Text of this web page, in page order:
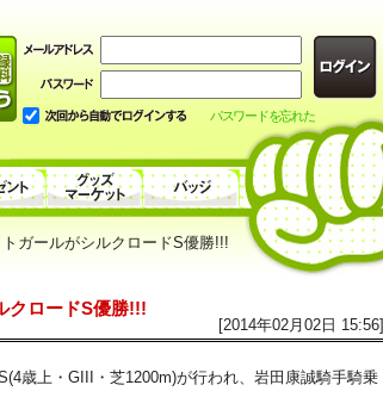
パスワードを忘れた
ガールがシルクロードS優勝!!!
クロードS優勝!!!
[2014年02月02日 15:56]
歳上・GIII・芝1200m)が行われ、岩田康誠騎手騎乗